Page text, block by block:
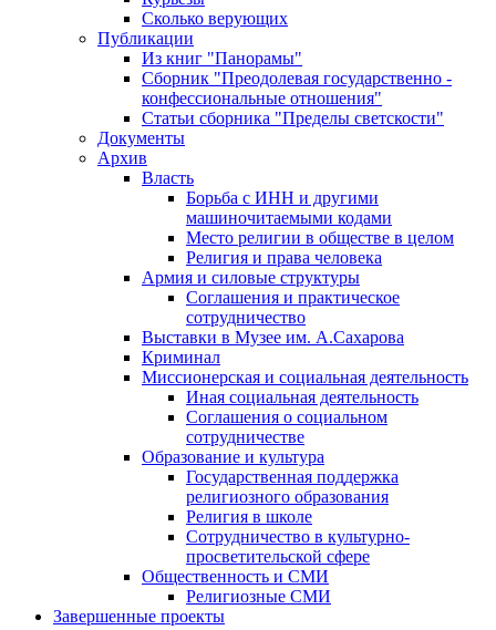
Сколько верующих
Публикации
Из книг "Панорамы"
Сборник "Преодолевая государственно -
конфессиональные отношения"
Статьи сборника "Пределы светскости"
Документы
Архив
Власть
Борьба с ИНН и другими
машиночитаемыми кодами
Место религии в обществе в целом
Религия и права человека
Армия и силовые структуры
Соглашения и практическое
сотрудничество
Выставки в Музее им. А.Сахарова
Криминал
Миссионерская и социальная деятельность
Иная социальная деятельность
Соглашения о социальном
сотрудничестве
Образование и культура
Государственная поддержка
религиозного образования
Религия в школе
Сотрудничество в культурно-
просветительской сфере
Общественность и СМИ
Религиозные СМИ
Завершенные проекты